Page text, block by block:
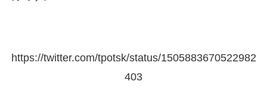
https://twitter.com/tpotsk/status/1505883670522982
403